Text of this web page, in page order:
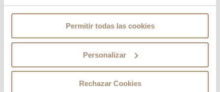
Permitir todas las cookies
Personalizar
Rechazar Cookies
¿Quién decide llevar los embriones a blastocisto o
Generalmente es el ginecólogo responsable del
quien decide el momento óptimo para realizar la
trasferencia. La información y evaluación del
responsable del laboratorioFIVes fundamental.